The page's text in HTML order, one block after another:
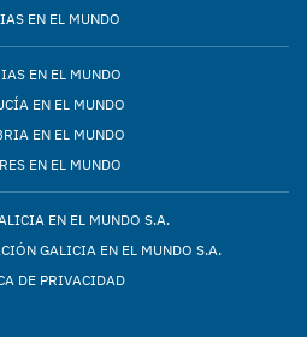
EN EL MUNDO
EN EL MUNDO
EN EL MUNDO
EN EL MUNDO
EN EL MUNDO
EN EL MUNDO S.A.
GALICIA EN EL MUNDO S.A.
DE PRIVACIDAD